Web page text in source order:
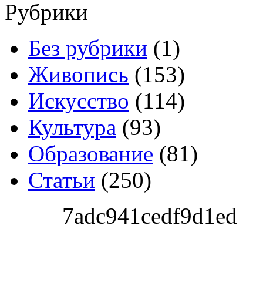
Рубрики
Без рубрики (1)
Живопись (153)
Искусство (114)
Культура (93)
Образование (81)
Статьи (250)
7adc941cedf9d1ed